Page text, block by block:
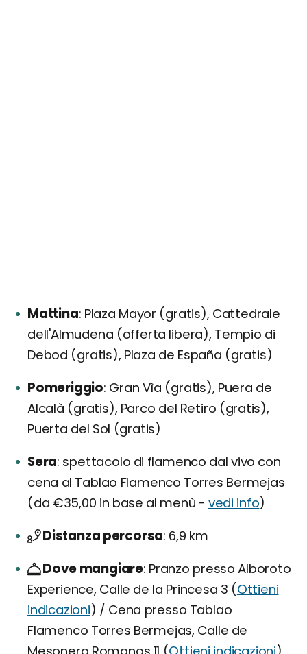
Mattina Plaza Mayor (gratis), Cattedrale
dell'Almudena (offerta libera), Tempio di
Debod (gratis), Plaza de España (gratis)
Pomeriggio Gran Vìa (gratis), Puera de
Alcalà (gratis), Parco del Retiro (gratis),
Puerta del Sol (gratis)
Sera spettacolo di flamenco dal vivo con
cena al Tablao Flamenco Torres Bermejas
(da €35,00 in base al menù - vedi info)
Distanza percorsa 6,9 km
Dove mangiare Pranzo presso Alboroto
Experience, Calle de la Princesa 3 (Ottieni
indicazioni) / Cena presso Tablao
Flamenco Torres Bermejas, Calle de